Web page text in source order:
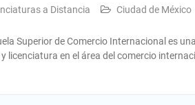
a Distancia Ciudad de México
Superior de Comercio Internacional es
licenciatura en el área del comercio